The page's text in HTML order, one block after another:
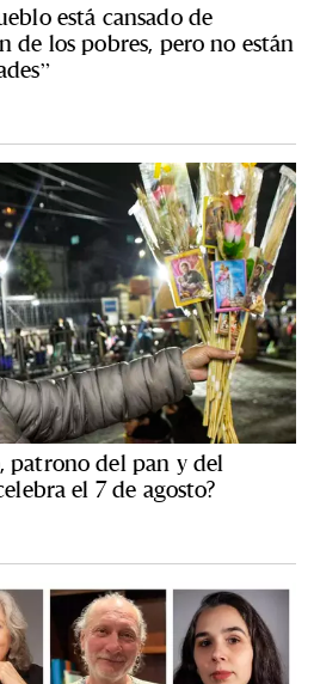
está cansado de
de los pobres, pero no están
patrono del pan y del
el 7 de agosto?